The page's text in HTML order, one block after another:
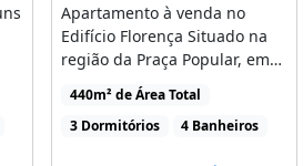
Apartamento à venda no
Edifício Florença Situado na
região da Praça Popular, em
Cuiabá/MT.- 220 [...]
440m² de Área Total
3 Dormitórios
4 Banheiros